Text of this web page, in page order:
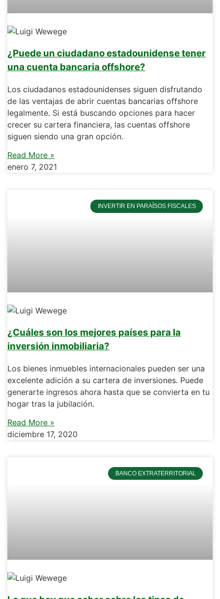
¿Puede un ciudadano estadounidense tener
una cuenta bancaria offshore?
Los ciudadanos estadounidenses siguen disfrutando
de las ventajas de abrir cuentas bancarias offshore
legalmente. Si está buscando opciones para hacer
crecer su cartera financiera, las cuentas offshore
siguen siendo una gran opción.
Read More »
enero 7, 2021
INVERTIR EN PARAÍSOS FISCALES
¿Cuáles son los mejores países para la
inversión inmobiliaria?
Los bienes inmuebles internacionales pueden ser una
excelente adición a su cartera de inversiones. Puede
generarte ingresos ahora hasta que se convierta en tu
hogar tras la jubilación.
Read More »
diciembre 17, 2020
BANCO EXTRATERRITORIAL